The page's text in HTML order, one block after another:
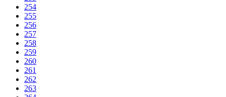
254
255
256
257
258
259
260
261
262
263